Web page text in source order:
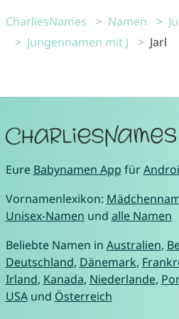
CharliesNames Namen
Jungennamen mit J
Jarl
Eure Babynamen App für
Vornamenlexikon:
Unisex-Namen und alle Namen
Beliebte Namen in Australien,
Deutschland, Dänemark,
Irland, Kanada, Niederlande,
USAund Österreich